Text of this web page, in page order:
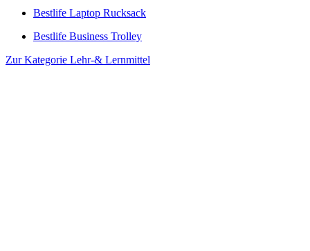
Bestlife Laptop Rucksack
Bestlife Business Trolley
Zur Kategorie Lehr-& Lernmittel